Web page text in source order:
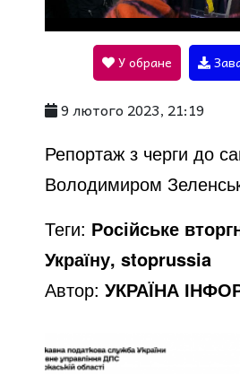
l
a
y
V
i
d
У обране
9 лютого 2023, 21:19
Репортаж з черги до
Володимиром
Теги: Російське
Україну, stoprussia
Автор:УКРАЇНА